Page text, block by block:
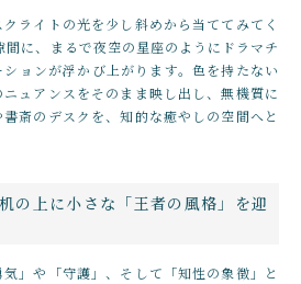
ライトの光を少し斜めから当ててみてく
に、まるで夜空の星座のようにドラマチ
ョンが浮かび上がります。色を持たない
ュアンスをそのまま映し出し、無機質に
斎のデスクを、知的な癒やしの空間へと
の上に小さな「王者の風格」を迎
」や「守護」、そして「知性の象徴」と